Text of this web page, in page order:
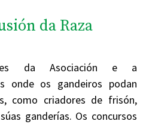
da Raza
da Asociación e a
onde os gandeiros podan
como criadores de frisón,
ganderías. Os concursos